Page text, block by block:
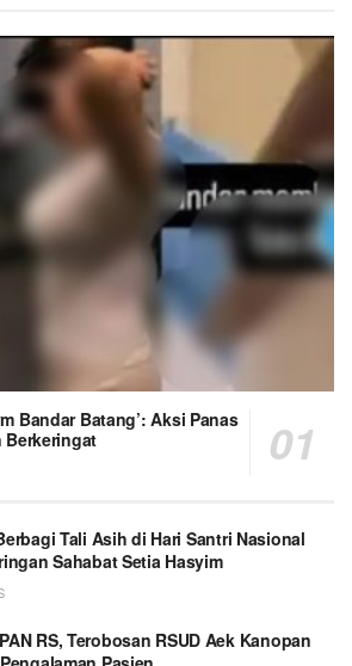
Bandar Batang’: Aksi Panas
Berkeringat
Tali Asih di Hari Santri Nasional
Sahabat Setia Hasyim
RS, Terobosan RSUD Aek Kanopan